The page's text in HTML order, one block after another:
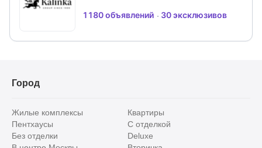
1180 объявлений 30 эксклюзивов
Город
Жилые комплексы
Квартиры
Пентхаусы
С отделкой
Без отделки
Deluxe